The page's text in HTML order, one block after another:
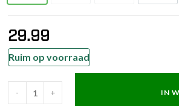
29.99
Ruim op voorraad
- + IN